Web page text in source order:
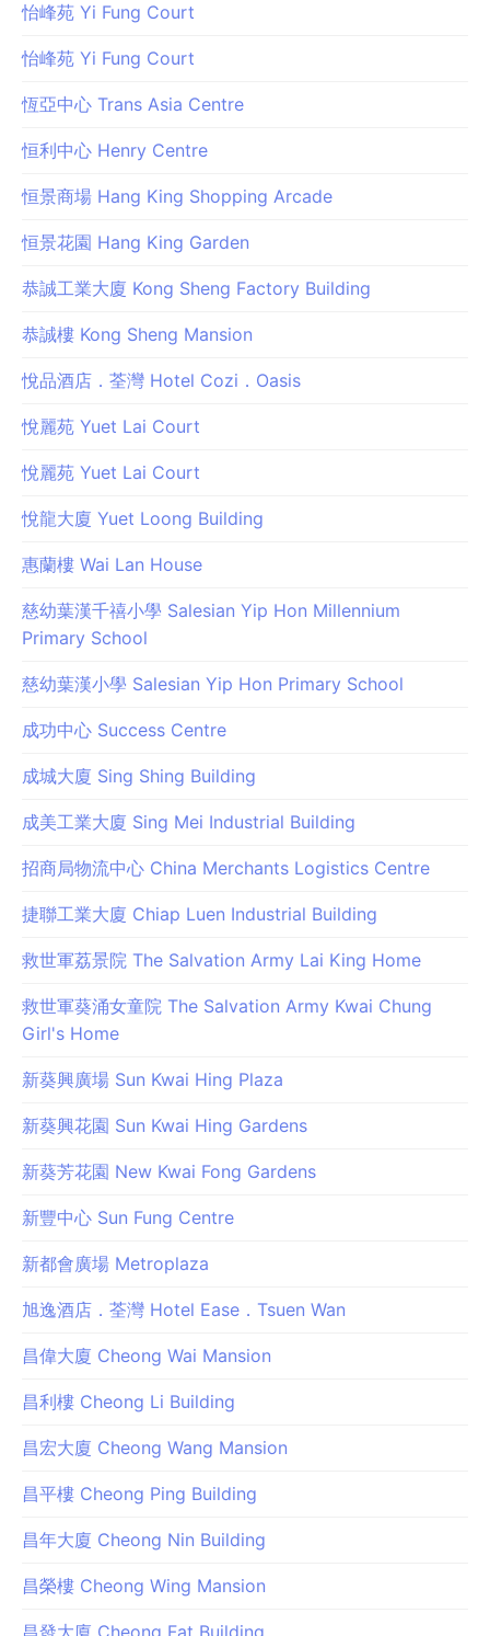
怡峰苑 Yi Fung Court
怡峰苑 Yi Fung Court
恆亞中心 Trans Asia Centre
恒利中心 Henry Centre
恒景商場 Hang King Shopping Arcade
恒景花園 Hang King Garden
恭誠工業大廈 Kong Sheng Factory Building
恭誠樓 Kong Sheng Mansion
悅品酒店．荃灣 Hotel Cozi．Oasis
悅麗苑 Yuet Lai Court
悅麗苑 Yuet Lai Court
悅龍大廈 Yuet Loong Building
惠蘭樓 Wai Lan House
慈幼葉漢千禧小學 Salesian Yip Hon Millennium
Primary School
慈幼葉漢小學 Salesian Yip Hon Primary School
成功中心 Success Centre
成城大廈 Sing Shing Building
成美工業大廈 Sing Mei Industrial Building
招商局物流中心 China Merchants Logistics Centre
捷聯工業大廈 Chiap Luen Industrial Building
救世軍荔景院 The Salvation Army Lai King Home
救世軍葵涌女童院 The Salvation Army Kwai Chung
Girl's Home
新葵興廣場 Sun Kwai Hing Plaza
新葵興花園 Sun Kwai Hing Gardens
新葵芳花園 New Kwai Fong Gardens
新豐中心 Sun Fung Centre
新都會廣場 Metroplaza
旭逸酒店．荃灣 Hotel Ease．Tsuen Wan
昌偉大廈 Cheong Wai Mansion
昌利樓 Cheong Li Building
昌宏大廈 Cheong Wang Mansion
昌平樓 Cheong Ping Building
昌年大廈 Cheong Nin Building
昌榮樓 Cheong Wing Mansion
昌發大廈 Cheong Fat Building